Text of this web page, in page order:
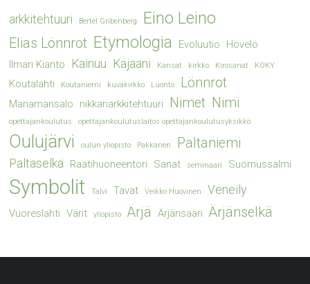
arkkitehtuuri Bertel Gribenberg Eino Leino
Elias Lönnrot Etymologia Evoluutio
Hövelö
Ilmari Kianto
Kainuu Kajaani Kansat kirkko Kirosanat KOKY
Koutalahti Koutaniemi kuvakirkko Luonto Lönnrot
Manamansalo nikkariarkkitehtuuri Nimet Nimi
opettajankoulutus opettajankoulutuslaitos opettajankoulutusyksikkö
Oulujärvi oulun yliopisto Pakkanen Paltaniemi
Paltaselkä Raatihuoneentori Sanat seminaari Suomussalmi
Symbolit Talvi Tavat Veikko Huovinen Veneily
Vuoreslahti Värit yliopisto Ärjä Ärjänsaari Ärjänselkä